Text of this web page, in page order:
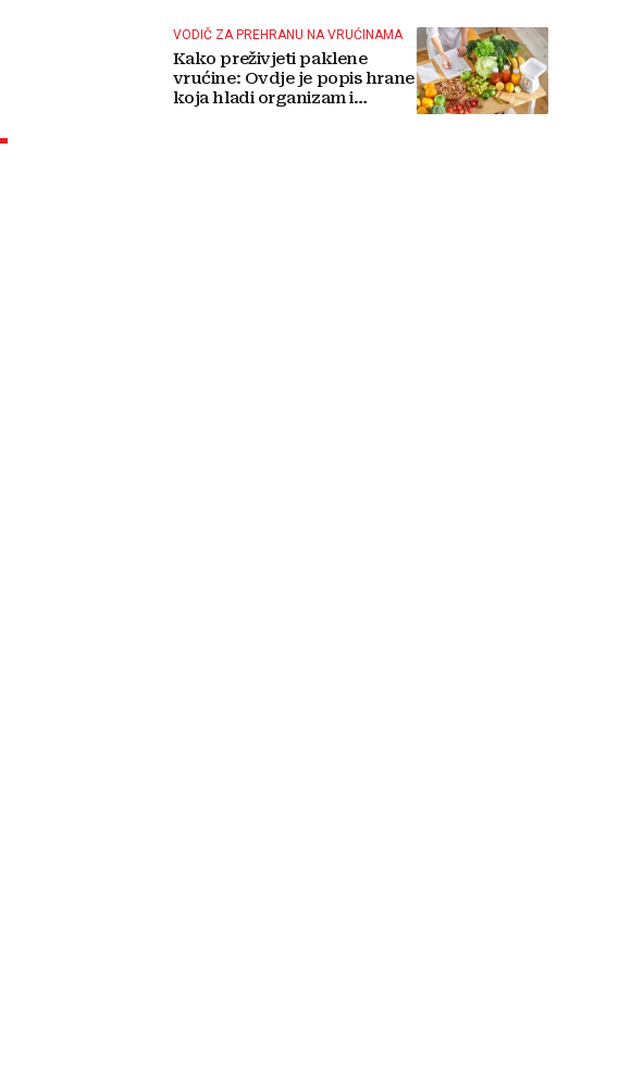
VODIČ ZA PREHRANU NA VRUĆINAMA
Kako preživjeti paklene
vrućine: Ovdje je popis hrane
koja hladi organizam i